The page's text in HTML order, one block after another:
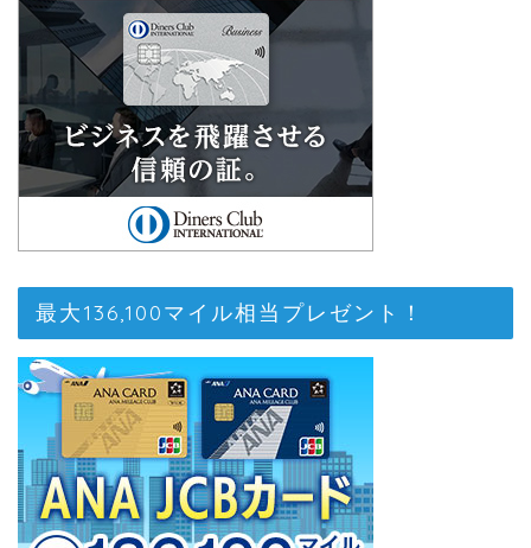
最大136,100マイル相当プレゼント！